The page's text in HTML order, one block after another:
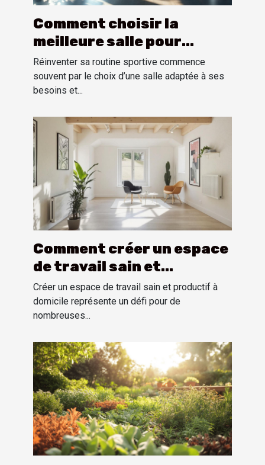
Comment choisir la
meilleure salle pour
transformer votre
routine sportive ?
Réinventer sa routine sportive commence
souvent par le choix d’une salle adaptée à ses
besoins et...
Comment créer un espace
de travail sain et
productif à domicile ?
Créer un espace de travail sain et productif à
domicile représente un défi pour de
nombreuses...